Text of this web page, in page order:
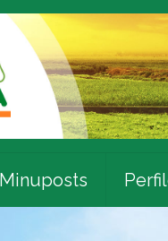
Minuposts